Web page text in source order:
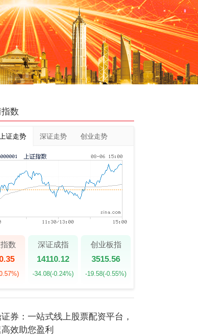
数
上证走势 深证走势 创业走势
指数 深证成指
14110.12
-34.08(-0.24%)
创业板指
3515.56
-19.58(-0.55%)
券：一站式线上股票配资平台，
效助您盈利